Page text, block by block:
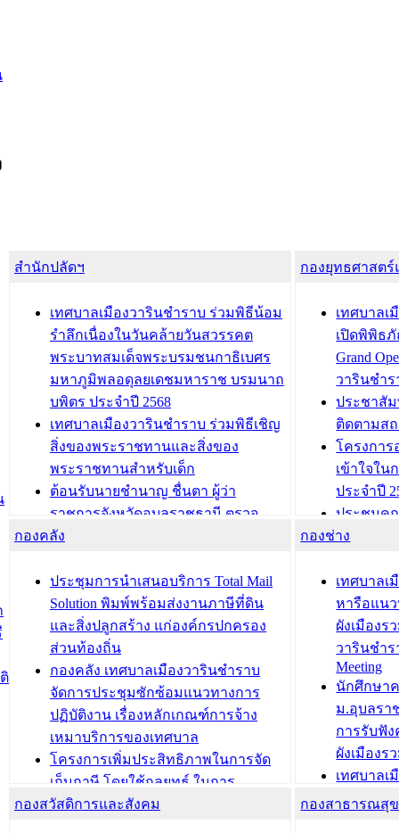
สำนักปลัดฯ
เทศบาลเมืองวารินชำราบ ร่วมพิธีน้อม
รำลึกเนื่องในวันคล้ายวันสวรรคต
พระบาทสมเด็จพระบรมชนกาธิเบศร
มหาภูมิพลอดุลยเดชมหาราช บรมนาถ
บพิตร ประจำปี 2568
เทศบาลเมืองวารินชำราบ ร่วมพิธีเชิญ
สิ่งของพระราชทานและสิ่งของ
พระราชทานสำหรับเด็ก
ต้อนรับนายชำนาญ ชื่นตา ผู้ว่า
ราชการจังหวัดอุบลราชธานี ตรวจ
ความเรียบร้อยของสถานที่ในการเตรี
องคมนตรี
สำนักทะเบียนท้องถิ่นเทศบาลเมือง
วารินชำราบ ดำเนินการมอบทะเบียน
บ้าน ทร.14 และบัตรประจำตัว
ประชาชนบุคคลประเภท 8 แก่บุคคลที่
ได้รับการเพิ่มชื่อในทะเบียนบ้าน
(ท.ร.14) กรณีคนไม่มีสัญชาติไทยได้รับ
อนุญาตให้มีถิ่นที่อยู่
ประชุมคณะกรรมการประเมินผลการ
ควบคุมภายในของ สำนัก/กอง/
โรงเรียน/ศูนย์พัฒนาเด็กเล็ก/สถานธนา
กองยุทธศาสต
เทศบาลเ
เปิดพิพิธภั
Grand
วารินชำร
ประชาสัม
ติดตามส
โครงกา
เข้าใจใน
ประจำปี
ประชุมค
ความเสี่ย
ประชุมที
ชีวา สร้า
ขับเคลื่อน
“เมืองแห่
บทความ อื่นๆ ...
กองคลัง
ประชุมการนำเสนอบริการ Total Mail
Solution พิมพ์พร้อมส่งงานภาษีที่ดิน
และสิ่งปลูกสร้าง แก่องค์กรปกครอง
ส่วนท้องถิ่น
กองคลัง เทศบาลเมืองวารินชำราบ
จัดการประชุมซักซ้อมแนวทางการ
ปฏิบัติงาน เรื่องหลักเกณฑ์การจ้าง
เหมาบริการของเทศบาล
โครงการเพิ่มประสิทธิภาพในการจัด
เก็บภาษี โดยใช้กลยุทธ์ ในการ
พัฒนาการจัดเก็บรายได้ ประจำปี พ.ศ.
กองช่าง
เทศบาลเ
หารือแน
ผังเมืองร
วารินชำร
Meeting
นักศึกษา
ม.อุบลรา
การรับฟั
ผังเมืองร
เทศบาลเ
โครงการ
กองสวัสดิการและสังคม กองสาธารณสุ